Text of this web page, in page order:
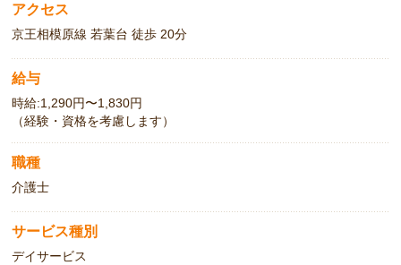
アクセス
京王相模原線 若葉台 徒歩 20分
給与
時給:1,290円〜1,830円
（経験・資格を考慮します）
職種
介護士
サービス種別
デイサービス